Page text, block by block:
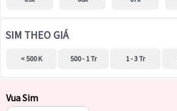
SIM THEO GIÁ
< 500 K 500 - 1 Tr 1 - 3 Tr
Vua Sim